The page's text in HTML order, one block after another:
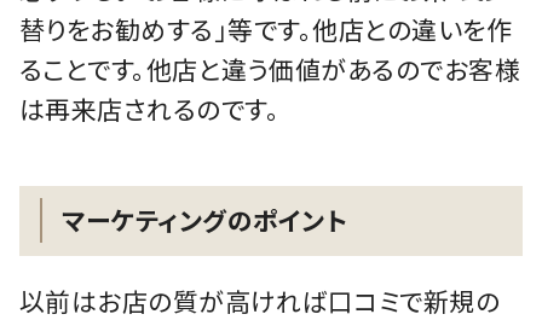
替りをお勧めする」等です。他店との違いを作
ることです。他店と違う価値があるのでお客様
は再来店されるのです。
マーケティングのポイント
以前はお店の質が高ければ口コミで新規の